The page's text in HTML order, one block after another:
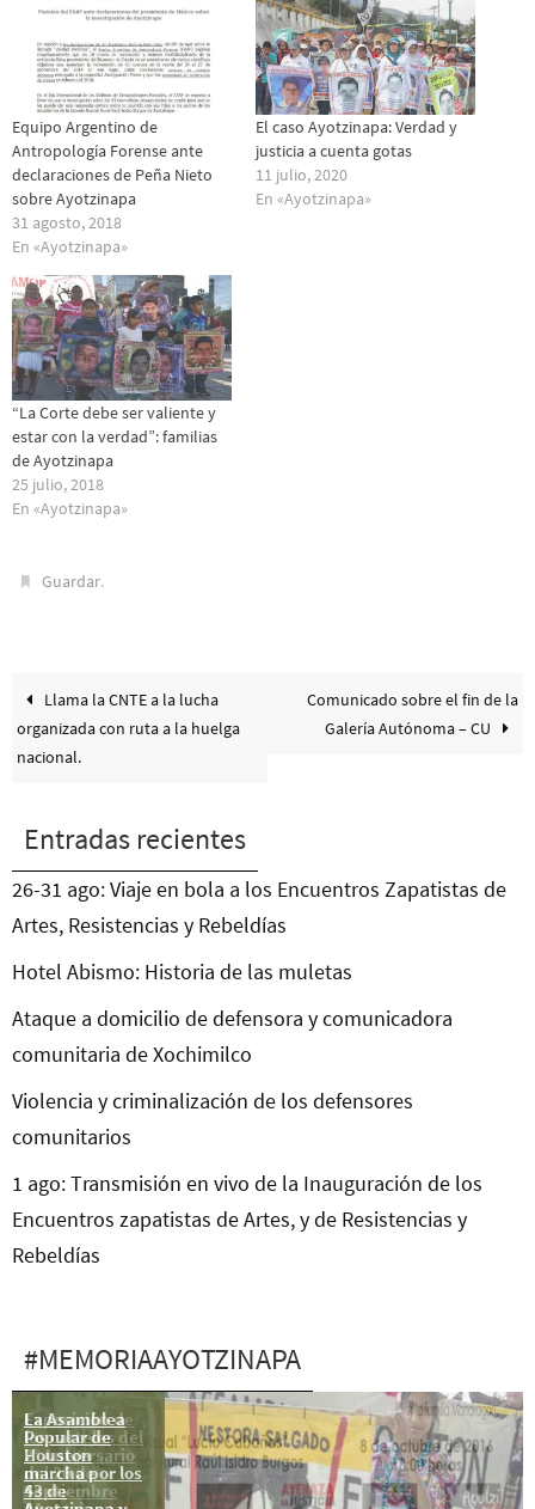
Equipo Argentino de
Antropología Forense ante
declaraciones de Peña Nieto
sobre Ayotzinapa
31 agosto, 2018
En «Ayotzinapa»
El caso Ayotzinapa: Verdad y
justicia a cuenta gotas
11 julio, 2020
En «Ayotzinapa»
“La Corte debe ser valiente y
estar con la verdad”: familias
de Ayotzinapa
25 julio, 2018
En «Ayotzinapa»
Guardar.
Llama la CNTE a la lucha
organizada con ruta a la huelga
nacional.
Comunicado sobre el fin de la
Galería Autónoma – CU
Entradas recientes
26-31 ago: Viaje en bola a los Encuentros Zapatistas de
Artes, Resistencias y Rebeldías
Hotel Abismo: Historia de las muletas
Ataque a domicilio de defensora y comunicadora
comunitaria de Xochimilco
Violencia y criminalización de los defensores
comunitarios
1 ago: Transmisión en vivo de la Inauguración de los
Encuentros zapatistas de Artes, y de Resistencias y
Rebeldías
#MEMORIAAYOTZINAPA
La Asamblea
Popular de
Houston
marcha por los
43 de
Exposición de
los carteles del
2° Aniversario
del 26 de
Septiembre